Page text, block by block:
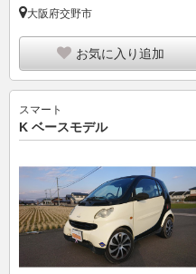
大阪府交野市
お気に入り追加
スマート
K ベースモデル